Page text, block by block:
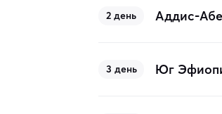
2 день Аддис-
3 день Юг